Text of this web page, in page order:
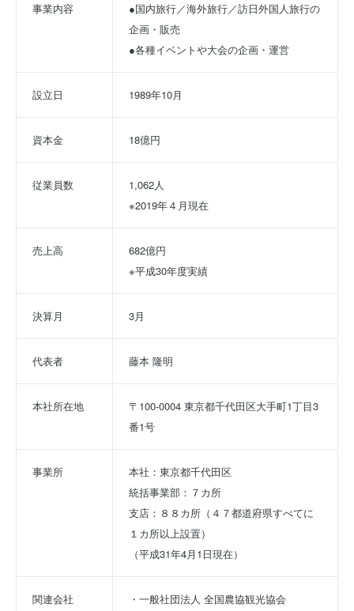
事業内容
●国内旅行／海外旅行／訪日外国人旅行の
企画・販売
●各種イベントや大会の企画・運営
設立日 1989年10月
資本金 18億円
従業員数
1,062人
※2019年４月現在
売上高
682億円
※平成30年度実績
決算月 3月
代表者 藤本 隆明
本社所在地
〒100-0004 東京都千代田区大手町1丁目3
番1号
事業所
本社：東京都千代田区
統括事業部：７カ所
支店：８８カ所（４７都道府県すべてに
１カ所以上設置）
（平成31年4月1日現在）
関連会社
・一般社団法人 全国農協観光協会